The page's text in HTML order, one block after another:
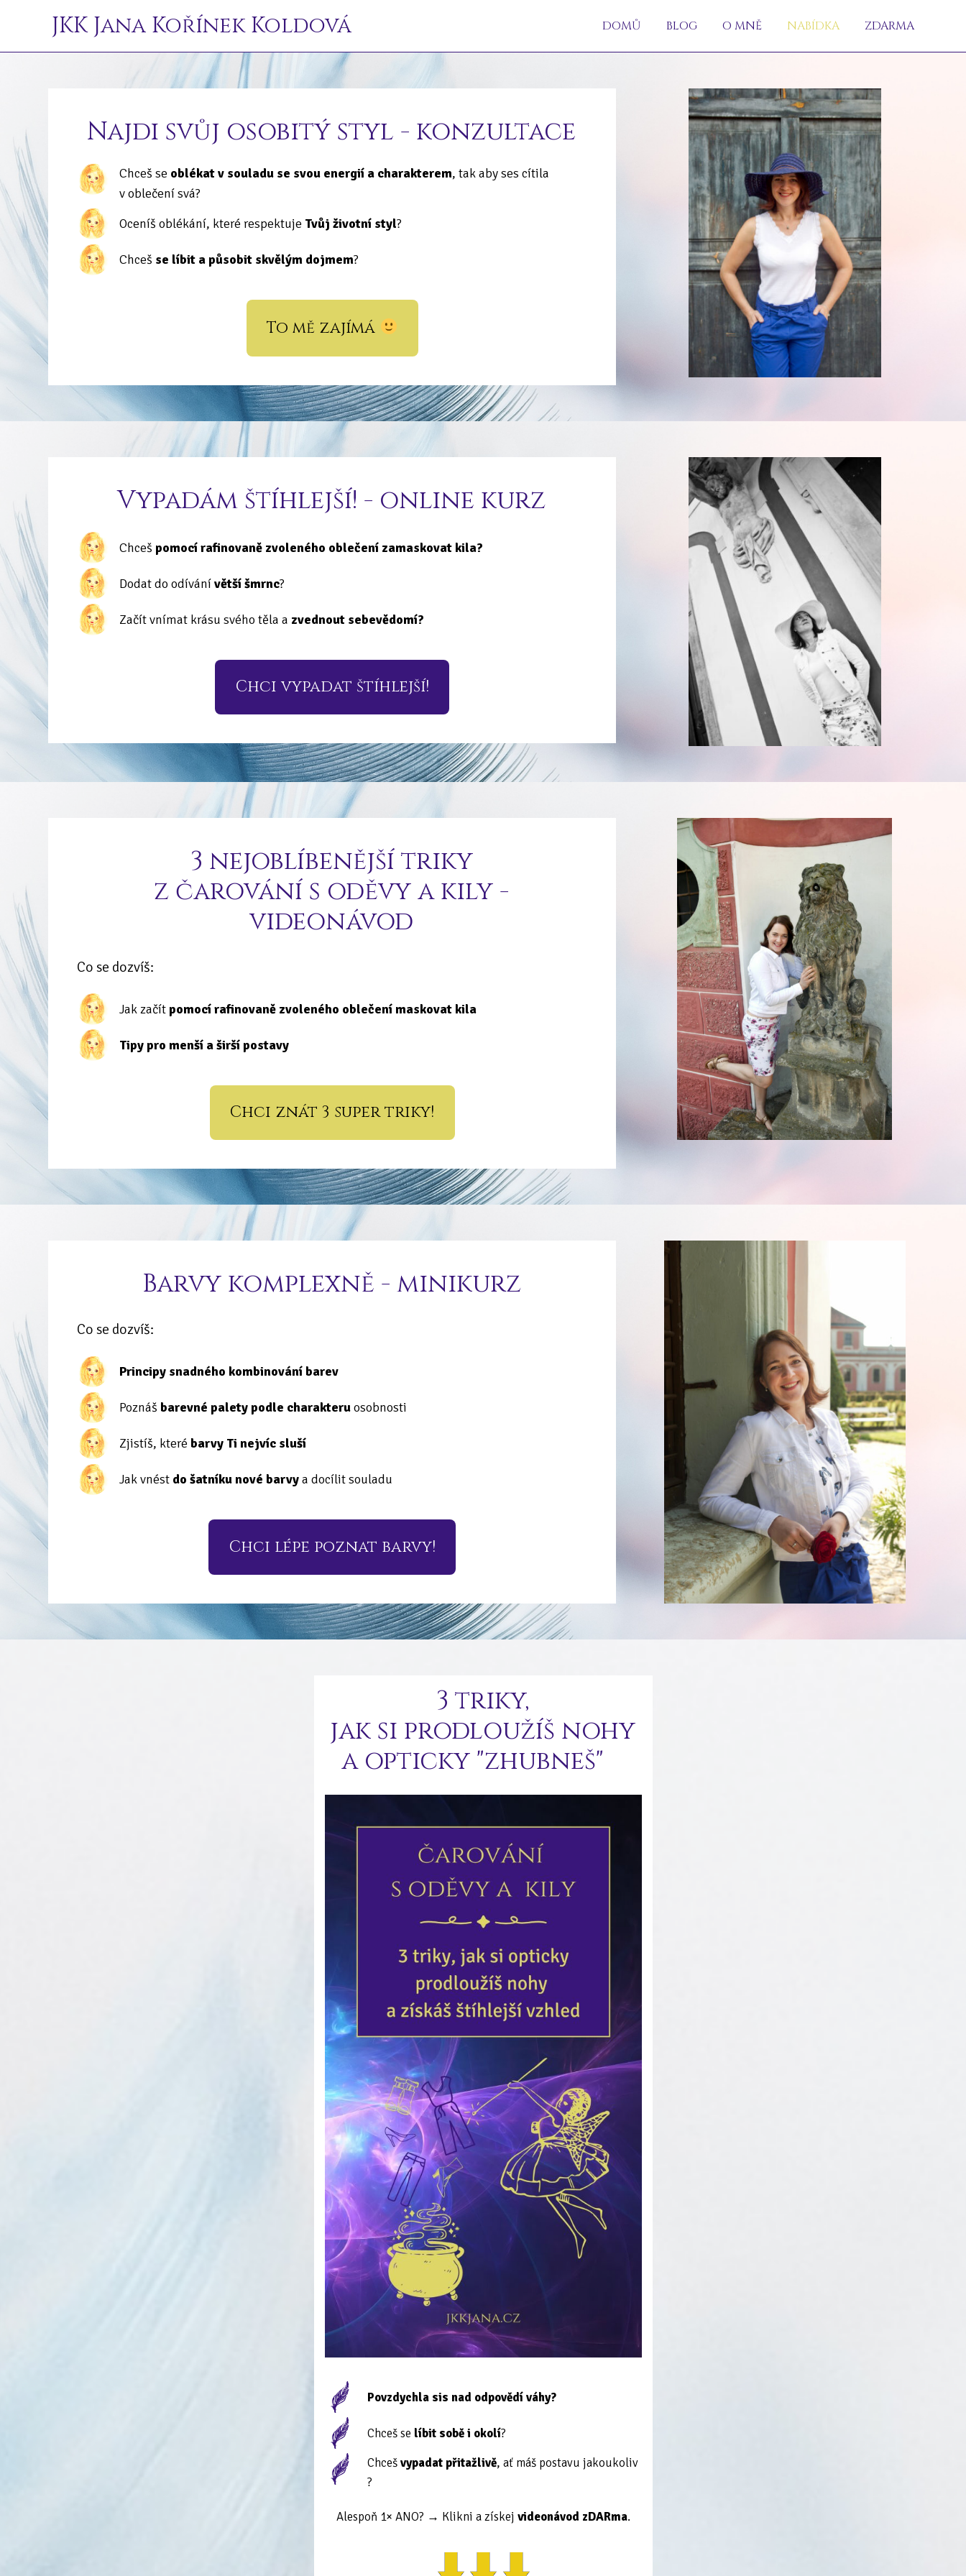
JKK Jana Kořínek Koldová DOMŮ BLOG O MNĚ NABÍDKA ZDARMA
Najdi svůj osobitý styl - konzultace
Chceš se oblékat v souladu se svou energií a charakterem, tak aby ses cítila
v oblečení svá?
Oceníš oblékání, které respektuje Tvůj životní styl?
Chceš se líbit a působit skvělým dojmem?
To mě zajímá
Vypadám štíhlejší! - online kurz
Chceš pomocí rafinovaně zvoleného oblečení zamaskovat kila?
Dodat do odívánívětší šmrnc?
Začít vnímat krásu svého těla a zvednout sebevědomí?
Chci vypadat štíhlejší!
3 nejoblíbenější triky
z čarování s oděvy a kily -
videonávod
Co se dozvíš:
Jak začít pomocí rafinovaně zvoleného oblečení maskovat kila
Tipy pro menší a širší postavy
Chci znát 3 super triky!
Barvy komplexně - minikurz
Co se dozvíš:
Principy snadného kombinování barev
Poznáš barevné palety podle charakteruosobnosti
Zjistíš, které barvy Ti nejvíc sluší
Jak vnést do šatníku nové barvya docílit souladu
Chci lépe poznat barvy!
3 triky,
jak si prodloužíš nohy
a opticky "zhubneš"
Povzdychla sis nad odpovědí váhy?
Chceš se líbit sobě i okolí?
Chcešvypadat přitažlivě, ať máš postavu jakoukoliv
?
Alespoň 1× ANO? → Klikni a získej videonávod zDARma.